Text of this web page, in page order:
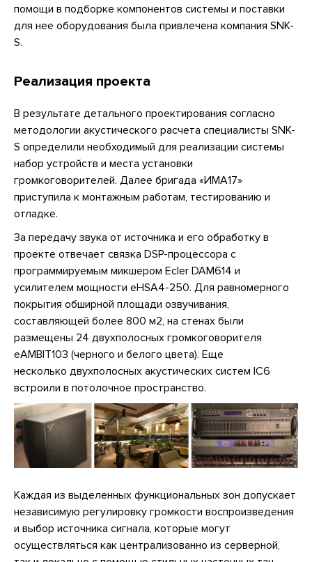
помощи в подборке компонентов системы и поставки
для нее оборудования была привлечена компания SNK-
S.
Реализация проекта
В результате детального проектирования согласно
методологии акустического расчета специалисты SNK-
S определили необходимый для реализации системы
набор устройств и места установки
громкоговорителей. Далее бригада «ИМА17»
приступила к монтажным работам, тестированию и
отладке.
За передачу звука от источника и его обработку в
проекте отвечает связка DSP-процессора с
программируемым микшером Ecler DAM614 и
усилителем мощности eHSA4-250. Для равномерного
покрытия обширной площади озвучивания,
составляющей более 800 м2, на стенах были
размещены 24 двухполосных громкоговорителя
eAMBIT103 (черного и белого цвета). Еще
несколько двухполосных акустических систем IC6
встроили в потолочное пространство.
Каждая из выделенных функциональных зон допускает
независимую регулировку громкости воспроизведения
и выбор источника сигнала, которые могут
осуществляться как централизованно из серверной,